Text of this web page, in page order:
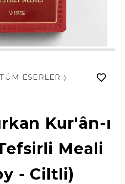
3 4
TÜM ESERLER
Kur'ân-ı
Meali
- Ciltli)